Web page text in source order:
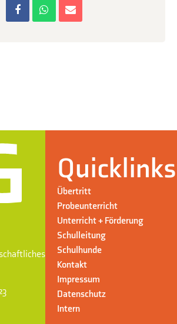
Quicklinks
Übertritt
Probeunterricht
Unterricht + Förderung
Schulleitung
Schulhunde
Kontakt
Impressum
Datenschutz
Intern